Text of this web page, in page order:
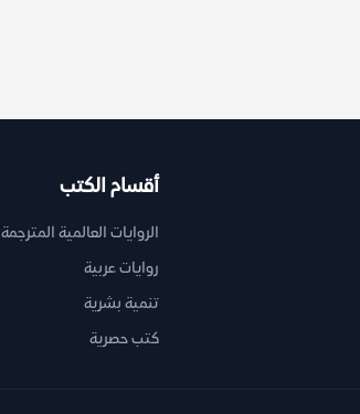
أقسام الكتب
الروايات العالمية المترجمة
روايات عربية
تنمية بشرية
كتب حصرية